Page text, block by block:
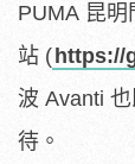
PUMA 昆明
站 ( https://
波 Avanti
待。